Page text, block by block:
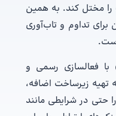
مختل کند. به همین
تداوم و تاب‌آوری
با فعالسازی رسمی و
تهیه زیرساخت اضافه،
حتی در شرایطی مانند